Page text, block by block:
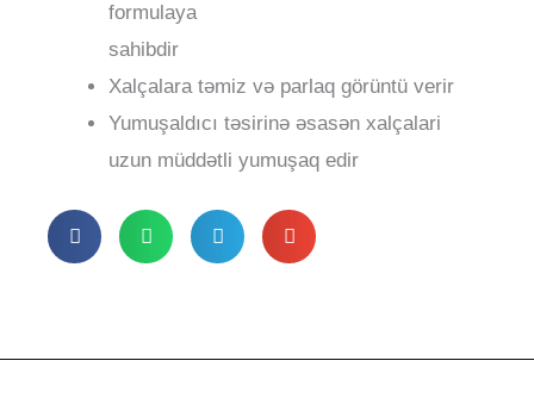
formulaya
sahibdir
Xalçalara təmiz və parlaq görüntü verir
Yumuşaldıcı təsirinə əsasən xalçalari
uzun müddətli yumuşaq edir